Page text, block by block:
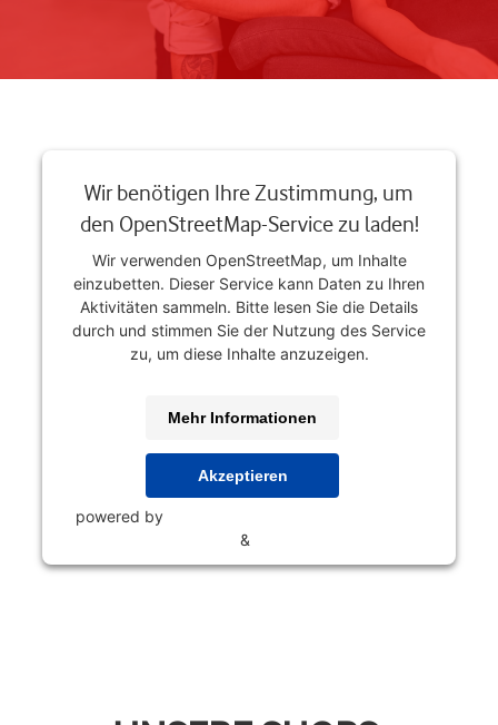
Wir benötigen Ihre Zustimmung, um
den OpenStreetMap-Service zu laden!
Wir verwenden OpenStreetMap, um Inhalte
einzubetten. Dieser Service kann Daten zu Ihren
Aktivitäten sammeln. Bitte lesen Sie die Details
durch und stimmen Sie der Nutzung des Service
zu, um diese Inhalte anzuzeigen.
Mehr Informationen
Akzeptieren
powered by
&